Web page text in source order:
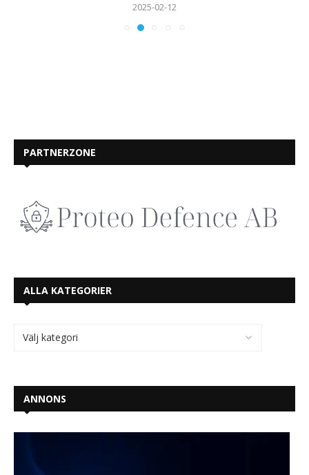
2025-02-12
PARTNERZONE
ALLA KATEGORIER
ANNONS